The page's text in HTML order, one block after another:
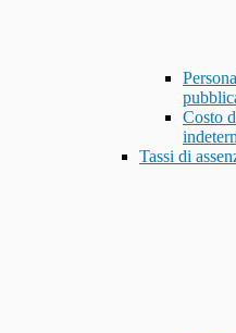
Costo
Tassi di